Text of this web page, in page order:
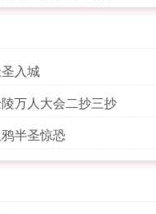
入城
万人大会二抄三抄
半圣惊恐